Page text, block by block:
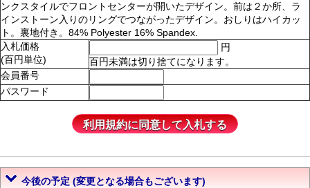
ンクスタイルでフロントセンターが開いたデザイン。前は２か所、ラ
インストーン入りのリングでつながったデザイン。おしりはハイカッ
ト。裏地付き。84% Polyester 16% Spandex.
入札価格
(百円単位)
円
百円未満は切り捨てになります。
会員番号
パスワード
今後の予定 (変更となる場合もございます)